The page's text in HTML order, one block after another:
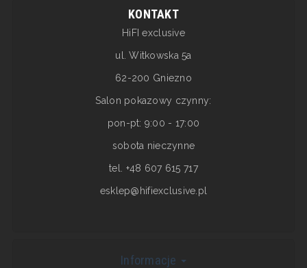
KONTAKT
HiFI exclusive
ul. Witkowska 5a
62-200 Gniezno
Salon pokazowy czynny:
pon-pt: 9:00 - 17:00
sobota nieczynne
tel. +48 607 615 717
esklep@hifiexclusive.pl
Informacje